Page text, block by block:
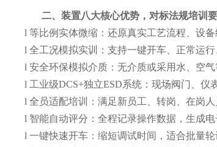
二、装置八大核心优势，对标法规培训
l 等比例实体微缩：还原真实工艺流程、设备
l 全工况模拟实训：支持一键开车、正常运
l 安全环保模拟介质：无介质或采用水、空
l 工业级DCS+独立ESD系统：现场阀门、仪
l 全员适配培训：满足新员工、转岗、在岗人
l 智能自动评分：全程记录操作数据，生成电
l 一键快速开车：缩短调试时间，适合批量轮